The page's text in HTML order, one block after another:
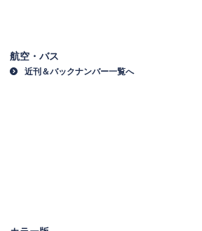
航空・バス
近刊＆バックナンバー一覧へ